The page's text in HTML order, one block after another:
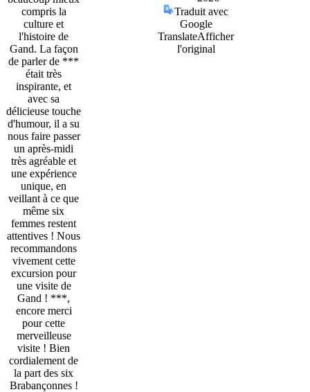
compris la
culture et
l'histoire de
Gand. La façon
de parler de ***
était très
inspirante, et
avec sa
délicieuse touche
d'humour, il a su
nous faire passer
un après-midi
très agréable et
une expérience
unique, en
veillant à ce que
même six
femmes restent
attentives ! Nous
recommandons
vivement cette
excursion pour
une visite de
Gand ! ***,
encore merci
pour cette
merveilleuse
visite ! Bien
cordialement de
la part des six
Brabançonnes !
Traduit avec
Google
TranslateAfficher
l'original